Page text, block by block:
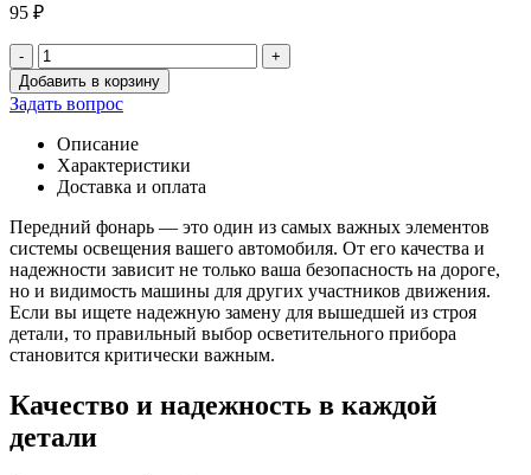
95 ₽
- +
Количество
товара
Фонарь
сборе
(передний)
130А
белый
(пласт.
корпус)
Добавить в корзину
Задать вопрос
Описание
Характеристики
Доставка и оплата
Передний фонарь — это один из самых важных элементов
системы освещения вашего автомобиля. От его качества и
надежности зависит не только ваша безопасность на дороге,
но и видимость машины для других участников движения.
Если вы ищете надежную замену для вышедшей из строя
детали, то правильный выбор осветительного прибора
становится критически важным.
Качество и надежность в каждой
детали